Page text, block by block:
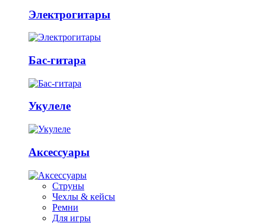
Электрогитары
Бас-гитара
Укулеле
Аксессуары
Струны
Чехлы & кейсы
Ремни
Для игры